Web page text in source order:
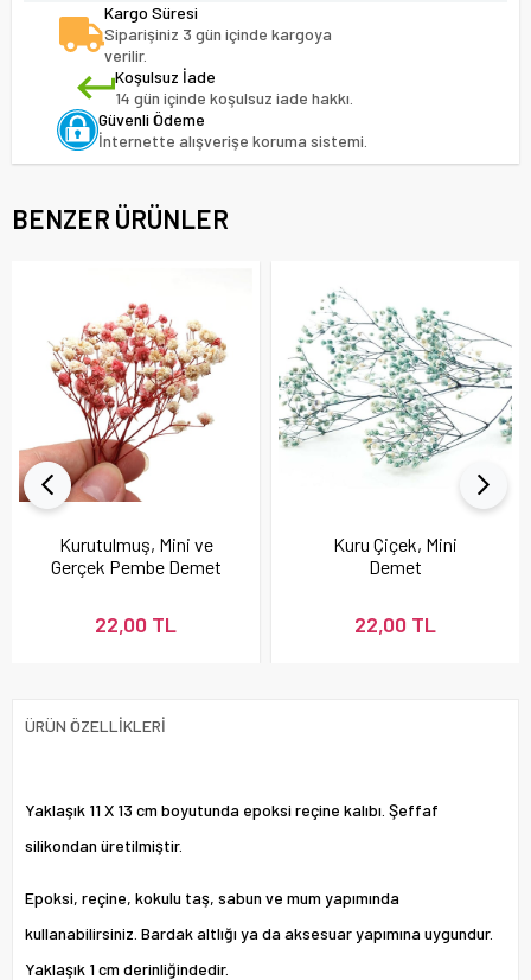
Kargo Süresi
Siparişiniz 3 gün içinde kargoya
verilir.
Koşulsuz İade
14 gün içinde koşulsuz iade hakkı.
Güvenli Ödeme
İnternette alışverişe koruma sistemi.
BENZER ÜRÜNLER
Kurutulmuş, Mini ve
Gerçek Pembe Demet
22,00 TL
Kuru Çiçek, Mini
Demet
22,00 TL
ÜRÜN ÖZELLIKLERI
Yaklaşık 11 X 13 cm boyutunda epoksi reçine kalıbı. Şeffaf
silikondan üretilmiştir.
Epoksi, reçine, kokulu taş, sabun ve mum yapımında
kullanabilirsiniz. Bardak altlığı ya da aksesuar yapımına uygundur.
Yaklaşık 1 cm derinliğindedir.